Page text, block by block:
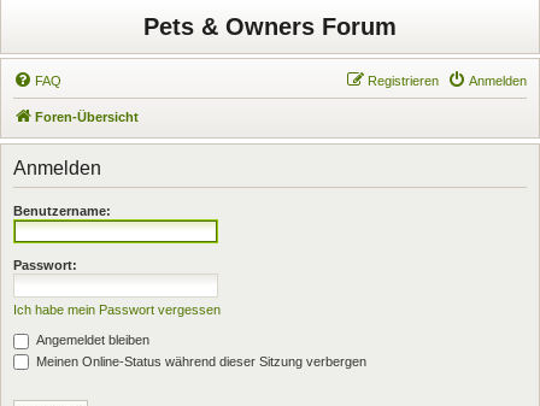
Pets & Owners Forum
FAQ Anmelden
Registrieren
Foren-Übersicht
Anmelden
Benutzername:
Passwort:
Ich habe mein Passwort vergessen
Angemeldet bleiben
Meinen Online-Status während dieser Sitzung verbergen